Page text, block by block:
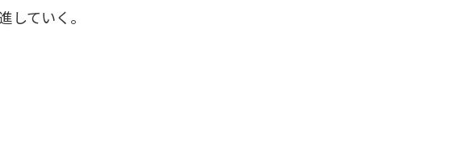
していく。